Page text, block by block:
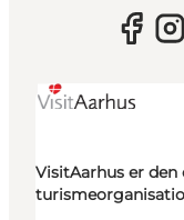
VisitAarhus er den